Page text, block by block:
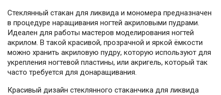
Стеклянный стакан для ликвида и мономера предназначен
в процедуре наращивания ногтей акриловыми пудрами.
Идеален для работы мастеров моделирования ногтей
акрилом. В такой красивой, прозрачной и яркой ёмкости
можно хранить акриловую пудру, которую используют для
укрепления ногтевой пластины, или акригель, который так
часто требуется для донаращивания.
Красивый дизайн стеклянного стаканчика для ликвида